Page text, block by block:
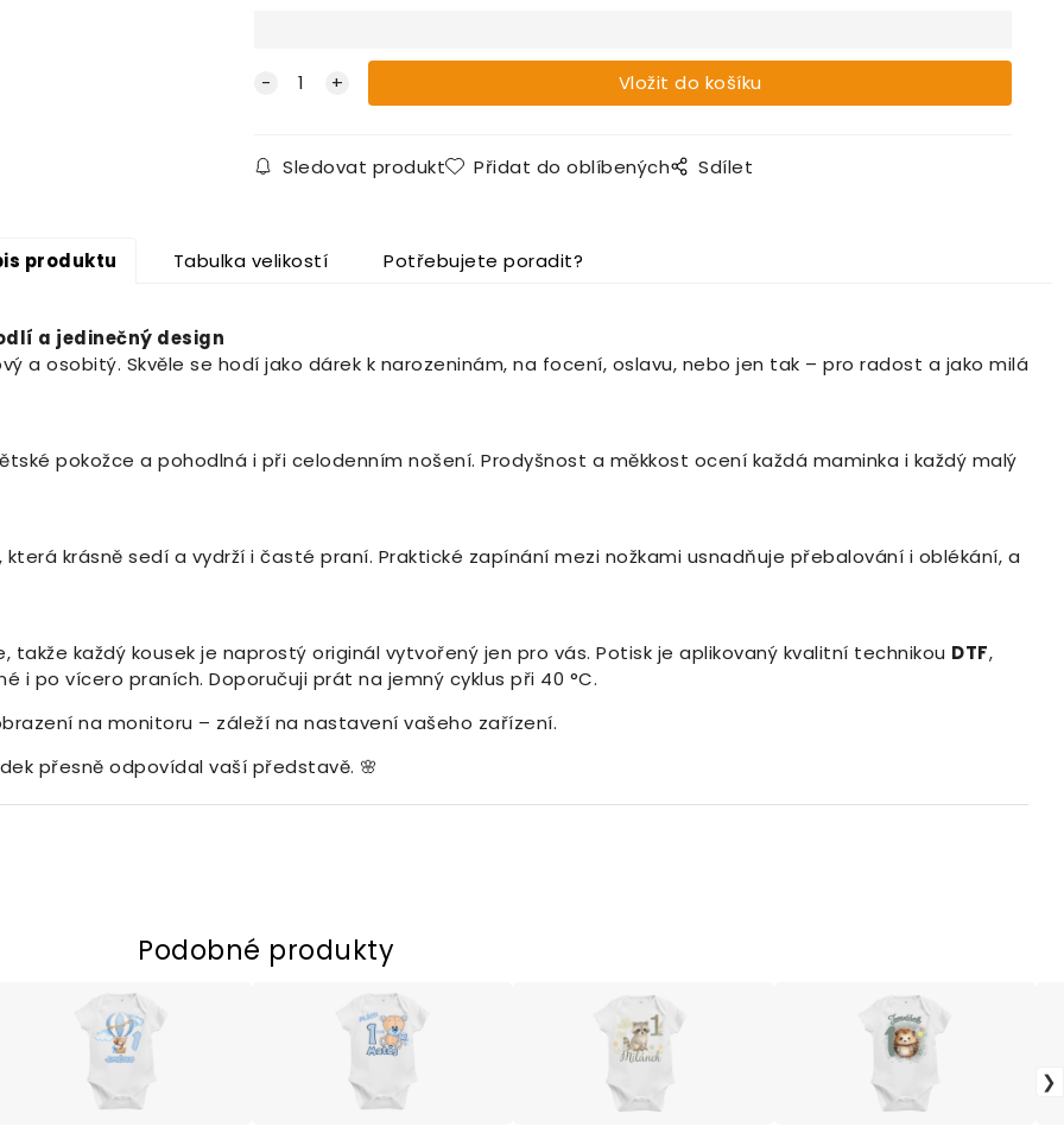
Sledovat produkt Přidat do oblíbených Sdílet
produktu Tabulka velikostí Potřebujete poradit?
a jedinečný design
a osobitý. Skvěle se hodí jako dárek k narozeninám, na focení, oslavu, nebo jen tak – pro radost a jako milá
pokožce a pohodlná i při celodenním nošení. Prodyšnost a měkkost ocení každá maminka i každý malý
krásně sedí a vydrží i časté praní. Praktické zapínání mezi nožkami usnadňuje přebalování i oblékání, a
každý kousek je naprostý originál vytvořený jen pro vás. Potisk je aplikovaný kvalitní technikou DTF,
i po vícero praních. Doporučuji prát na jemný cyklus při 40 °C.
na monitoru – záleží na nastavení vašeho zařízení.
přesně odpovídal vaší představě. 🌸
Podobné produkty